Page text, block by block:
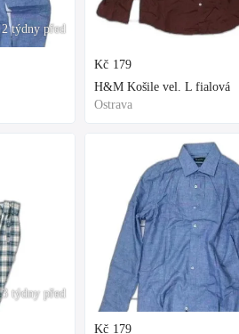
2 týdny před
3 týdny před
Kč 179
H&M Košile vel. L fialová
Ostrava
Kč 179